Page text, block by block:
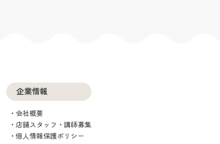
企業情報
会社概要
店舗スタッフ・講師募集
個人情報保護ポリシー